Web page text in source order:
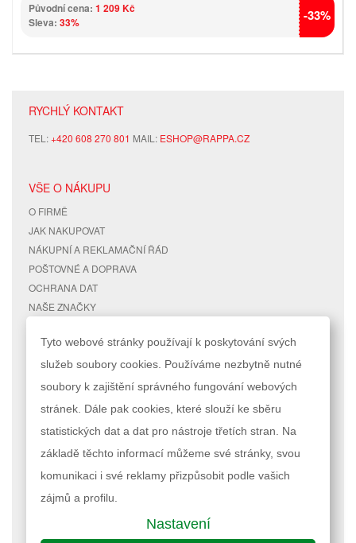
Původní cena: 1 209 Kč
Sleva: 33% -33%
RYCHLÝ KONTAKT
TEL:+420 608 270 801 MAIL: ESHOP@RAPPA.CZ
VŠE O NÁKUPU
O FIRMĚ
JAK NAKUPOVAT
NÁKUPNÍ A REKLAMAČNÍ ŘÁD
POŠTOVNÉ A DOPRAVA
OCHRANA DAT
NAŠE ZNAČKY
RYCHLÉ ODKAZY
MAPA STRÁNEK
VYHLEDÁVANÉ TERMÍNY
POKROČILÉ VYHLEDÁVÁNÍ
ÚČET
MŮJ ÚČET
STAV OBJEDNÁVKY
Podle zákona o evidenci tržeb je prodávající povinen vystavit kupujícímu
účtenku. Zároveň je povinen zaevidovat přijatou tržbu u správce daně
Tyto webové stránky používají k poskytování svých
služeb soubory cookies. Používáme nezbytně nutné
soubory k zajištění správného fungování webových
stránek. Dále pak cookies, které slouží ke sběru
statistických dat a dat pro nástroje třetích stran. Na
základě těchto informací můžeme své stránky, svou
komunikaci i své reklamy přizpůsobit podle vašich
zájmů a profilu.
Nastavení